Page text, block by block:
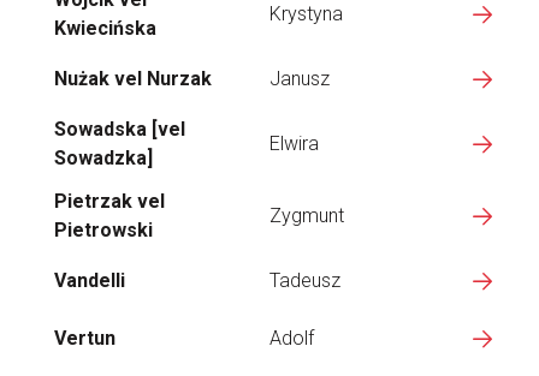
Kwiecińska
Krystyna
Nużak vel Nurzak Janusz
Sowadska [vel
Sowadzka]
Elwira
Pietrzak vel
Pietrowski
Zygmunt
Vandelli Tadeusz
Vertun Adolf